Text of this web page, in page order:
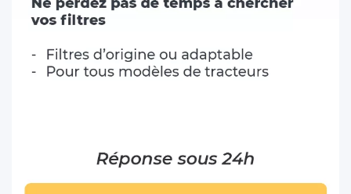
LAMBORGHINI (19)
LANDINI (12)
LINDNER (1)
NEW HOLLAND (48)